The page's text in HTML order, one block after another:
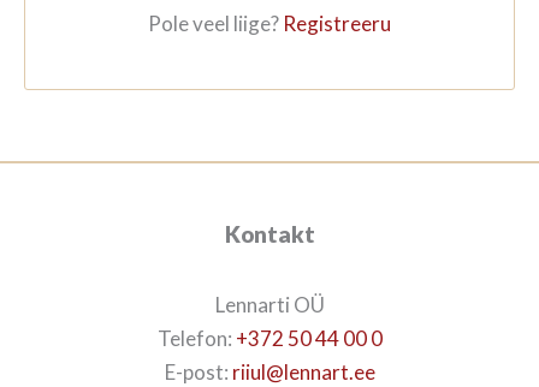
Pole veel liige? Registreeru
Kontakt
Lennarti OÜ
Telefon: +372 50 44 00 0
E-post: riiul@lennart.ee